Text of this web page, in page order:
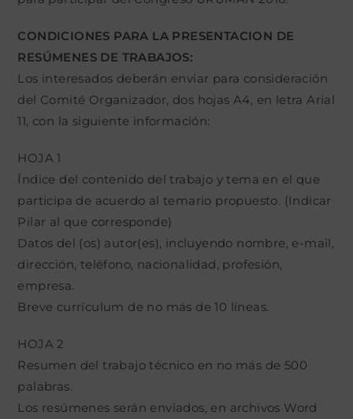
CONDICIONES PARA LA PRESENTACION DE
RESÚMENES DE TRABAJOS:
Los interesados deberán enviar para consideración
del Comité Organizador, dos hojas A4, en letra Arial
11, con la siguiente información:
HOJA 1
Índice del contenido del trabajo y tema en el que
participa de acuerdo al temario propuesto. (Indicar
Pilar al que corresponde)
Datos del (os) autor(es), incluyendo nombre, e-mail,
dirección, teléfono, nacionalidad, profesión,
empresa.
Breve currículum de no más de 10 líneas.
HOJA 2
Resumen del trabajo técnico en no más de 500
palabras.
Los resúmenes serán enviados, en archivos Word